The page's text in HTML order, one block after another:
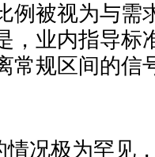
例被视为与需
，业内指导标
常规区间的信
况极为罕见